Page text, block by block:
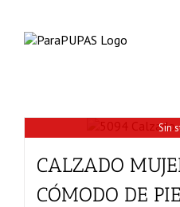
contenido
Sin
CALZADO
CÓMODO DE